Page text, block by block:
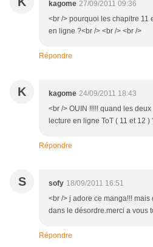
kagome 27/09/2011 09:36
<br /> pourquoi les chapitre 11
en ligne ?<br /> <br /> <br />
Répondre
K kagome 24/09/2011 18:43
<br /> OUIN !!!!! quand les
lecture en ligne ToT ( 11 et 12 )
Répondre
S sofy 18/09/2011 16:51
<br /> j adore ce manga!!!
dans le désordre.merci a vous
Répondre